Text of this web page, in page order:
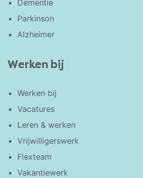
Dementie
Parkinson
Alzheimer
Werken bij
Werken bij
Vacatures
Leren & werken
Vrijwilligerswerk
Flexteam
Vakantiewerk